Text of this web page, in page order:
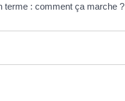
terme : comment ça marche ?